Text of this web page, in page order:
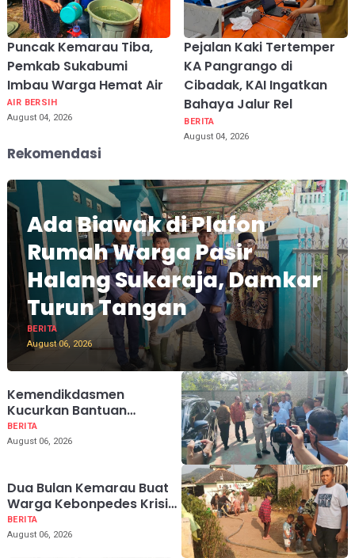
Puncak Kemarau Tiba,
Pemkab Sukabumi
Imbau Warga Hemat Air
AIR BERSIH
August 04, 2026
Pejalan Kaki Tertemper
KA Pangrango di
Cibadak, KAI Ingatkan
Bahaya Jalur Rel
BERITA
August 04, 2026
Rekomendasi
Ada Biawak di Plafon
Rumah Warga Pasir
Halang Sukaraja, Damkar
Turun Tangan
BERITA
August 06, 2026
Kemendikdasmen
Kucurkan Bantuan
Rehabilitasi untuk 174 SD
dan SMP di Kabupaten
BERITA
August 06, 2026
Dua Bulan Kemarau Buat
Warga Kebonpedes Krisis
Air, Anggota DPRD
Sukabumi Pasok Air Bersih
BERITA
August 06, 2026